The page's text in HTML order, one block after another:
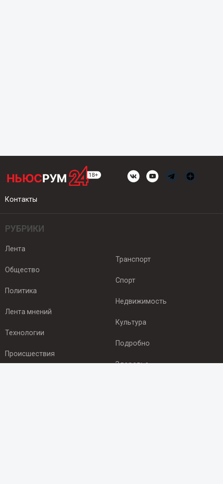
Контакты
РУБРИКИ
Лента
Общество
Политика
Лента мнений
Технологии
Происшествия
Транспорт
Спорт
Недвижимость
Культура
Подробно
Здоровье